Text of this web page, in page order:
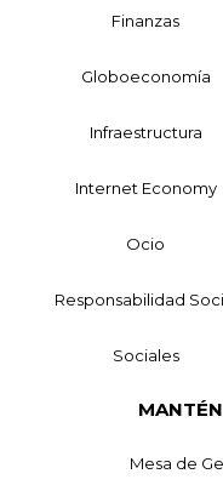
Finanzas
Globoeconomía
Infraestructura
Internet Economy
Ocio
Responsabilidad
Sociales
Mesa de